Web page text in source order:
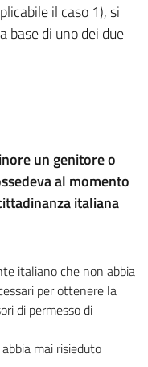
il caso 1), si
base di uno dei due
un genitore o
al momento
italiana
italiano che non abbia
per ottenere la
di permesso di
mai risieduto